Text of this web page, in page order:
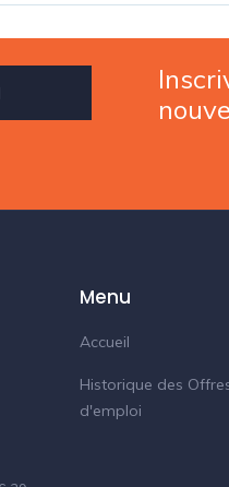
Menu
Accueil
Historique des
d'emploi